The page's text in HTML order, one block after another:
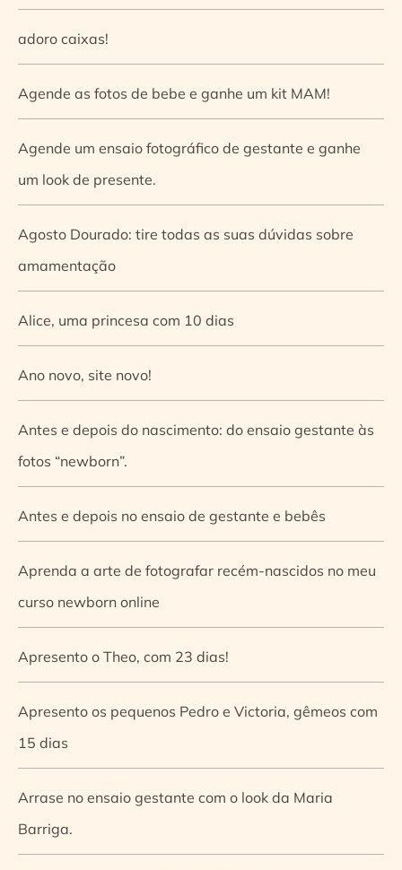
adoro caixas!
Agende as fotos de bebe e ganhe um kit MAM!
Agende um ensaio fotográfico de gestante e ganhe
um look de presente.
Agosto Dourado: tire todas as suas dúvidas sobre
amamentação
Alice, uma princesa com 10 dias
Ano novo, site novo!
Antes e depois do nascimento: do ensaio gestante às
fotos “newborn”.
Antes e depois no ensaio de gestante e bebês
Aprenda a arte de fotografar recém-nascidos no meu
curso newborn online
Apresento o Theo, com 23 dias!
Apresento os pequenos Pedro e Victoria, gêmeos com
15 dias
Arrase no ensaio gestante com o look da Maria
Barriga.